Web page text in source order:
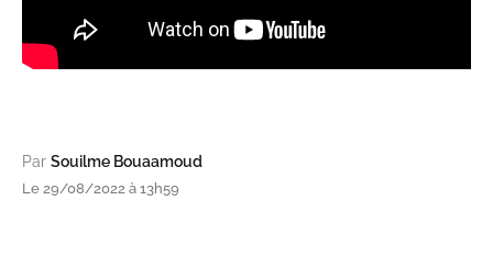
Par Souilme Bouaamoud
Le 29/08/2022 à 13h59